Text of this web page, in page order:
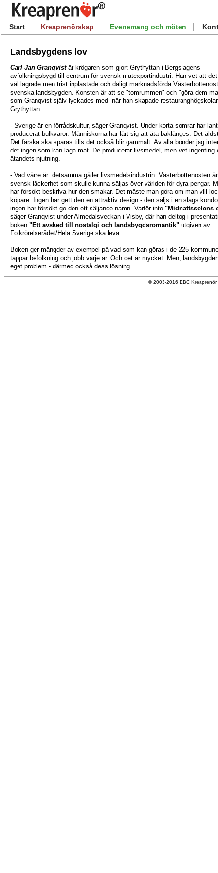
Start Kreaprenörskap Evenemang och möten
Landsbygdens lov
Carl Jan Granqvistär krögaren som gjort Grythyttan i Bergslagens
avfolkningsbygd till centrum för svensk matexportindustri. Han vet att det
väl lagrade men trist inplastade och dåligt marknadsförda
svenska landsbygden. Konsten är att se "tomrummen" och "göra dem
som Granqvist själv lyckades med, när han skapade
Grythyttan.
- Sverige är en förrådskultur, säger Granqvist. Under korta somrar har
producerat bulkvaror. Människorna har lärt sig att äta baklänges. Det
Det färska ska sparas tills det också blir gammalt. Av alla bönder jag
det ingen som kan laga mat. De producerar livsmedel, men vet ingenting
ätandets njutning.
- Vad värre är: detsamma gäller livsmedelsindustrin. Västerbottenosten
svensk läckerhet som skulle kunna säljas över världen för dyra pengar.
har försökt beskriva hur den smakar. Det måste man göra om man vill
köpare. Ingen har gett den en attraktiv design - den säljs i en slags
ingen har försökt ge den ett säljande namn. Varför inte "Midnattssolens
säger Granqvist under Almedalsveckan i Visby, där han deltog i
boken "Ett avsked till nostalgi och landsbygdsromantik" utgiven av
Folkrörelserådet/Hela Sverige ska leva.
Boken ger mängder av exempel på vad som kan göras i de 225
tappar befolkning och jobb varje år. Och det är mycket. Men,
eget problem - därmed också dess lösning.
© 2003-2016 EBC Kreaprenör